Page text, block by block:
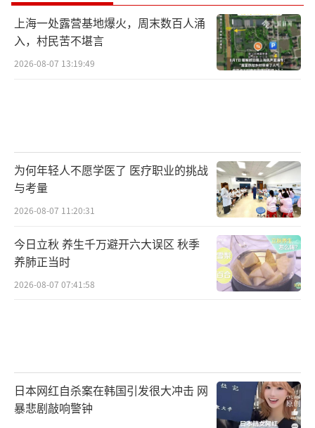
上海一处露营基地爆火，周末数百人涌
入，村民苦不堪言
2026-08-07 13:19:49
为何年轻人不愿学医了 医疗职业的挑战
与考量
2026-08-07 11:20:31
今日立秋 养生千万避开六大误区 秋季
养肺正当时
2026-08-07 07:41:58
日本网红自杀案在韩国引发很大冲击 网
暴悲剧敲响警钟